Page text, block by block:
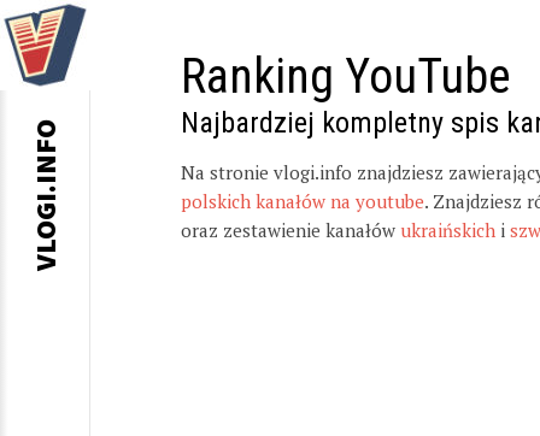
Ranking YouTube
Najbardziej kompletny spis
Na stronie vlogi.info znajdziesz
polskich kanałów na youtube. Znajdziesz
oraz zestawienie kanałów ukraińskich i
VLOGI.INFO